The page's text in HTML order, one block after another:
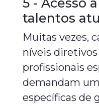
5 - Acesso
talentos
Muitas vezes,
níveis
profissionais
demandam
específicas de